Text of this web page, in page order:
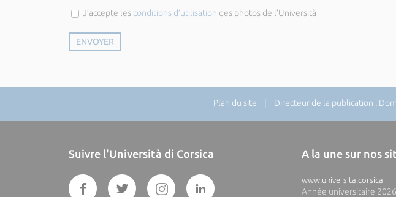
J’accepte les conditions d’utilisation des photos de l'Università
Plan du site | Directeur de la publication :
Suivre l'Università di Corsica A la une sur nos
www.universita.corsica
Année universitaire